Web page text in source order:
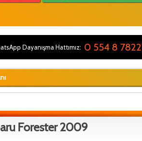
Dayanışma Hattımız: 0 554 8
Forester 2009